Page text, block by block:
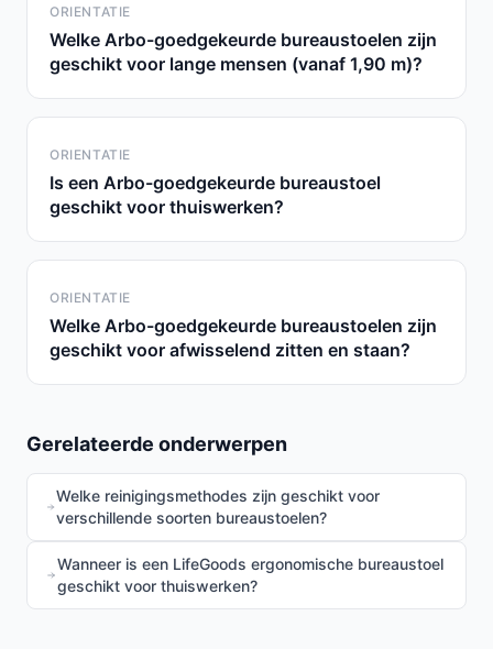
ORIENTATIE
Welke Arbo-goedgekeurde bureaustoelen zijn
geschikt voor lange mensen (vanaf 1,90 m)?
ORIENTATIE
Is een Arbo-goedgekeurde bureaustoel
geschikt voor thuiswerken?
ORIENTATIE
Welke Arbo-goedgekeurde bureaustoelen zijn
geschikt voor afwisselend zitten en staan?
Gerelateerde onderwerpen
Welke reinigingsmethodes zijn geschikt voor
verschillende soorten bureaustoelen?
Wanneer is een LifeGoods ergonomische bureaustoel
geschikt voor thuiswerken?